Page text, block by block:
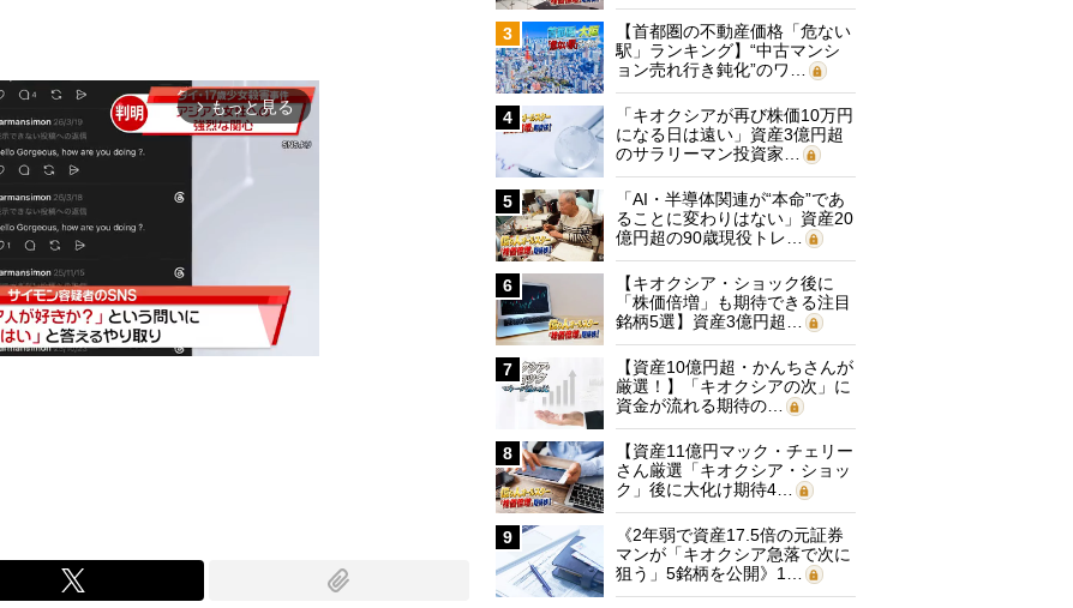
arrow_forward_ios もっと見る
3
【首都圏の不動産価格「危ない
駅」ランキング】“中古マンシ
ョン売れ行き鈍化”のワ…
4
「キオクシアが再び株価10万円
になる日は遠い」資産3億円超
のサラリーマン投資家…
5
「AI・半導体関連が“本命”であ
ることに変わりはない」資産20
億円超の90歳現役トレ…
6
【キオクシア・ショック後に
「株価倍増」も期待できる注目
銘柄5選】資産3億円超…
7
【資産10億円超・かんちさんが
厳選！】「キオクシアの次」に
資金が流れる期待の…
8
【資産11億円マック・チェリー
さん厳選「キオクシア・ショッ
ク」後に大化け期待4…
9
《2年弱で資産17.5倍の元証券
マンが「キオクシア急落で次に
狙う」5銘柄を公開》1…